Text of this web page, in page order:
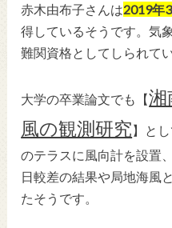
赤木由布子さんは2019年
得しているそうです。気
難関資格としてしられてい
大学の卒業論文でも【湘
風の観測研究】と
のテラスに風向計を設置
日較差の結果や局地海風
たそうです。